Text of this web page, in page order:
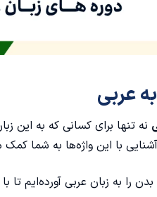
اعضای بدن به زبان عربی
عربی
نه تنها برای کسانی که به این
با این واژه‌ها به شما
به زبان عربی آورده‌ایم تا با